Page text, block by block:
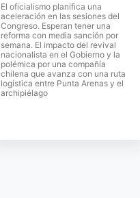
El oficialismo planifica una
aceleración en las sesiones del
Congreso. Esperan tener una
reforma con media sanción por
semana. El impacto del revival
nacionalista en el Gobierno y la
polémica por una compañía
chilena que avanza con una ruta
logística entre Punta Arenas y el
archipiélago